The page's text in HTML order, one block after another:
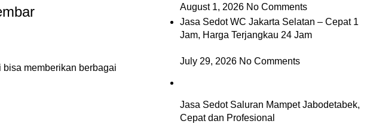
memberikan berbagai
August 1, 2026 No Comments
Jasa Sedot WC Jakarta Selatan – Cepat 1
Jam, Harga Terjangkau 24 Jam
July 29, 2026 No Comments
Jasa Sedot Saluran Mampet Jabodetabek,
Cepat dan Profesional